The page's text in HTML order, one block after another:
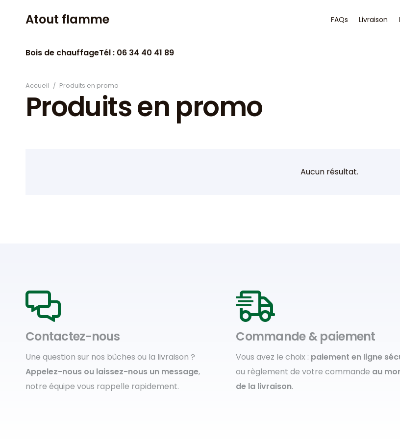
Atout flamme FAQs Livraison
Bois de chauffageTél : 06 34 40 41 89
Accueil / Produits en promo
Produits en promo
Aucun résultat.
Contactez-nous
Une question sur nos bûches ou la livraison ?
Appelez-nous ou laissez-nous un message,
notre équipe vous rappelle rapidement.
Commande & paiement
Vous avez le choix : paiement en ligne
ou règlement de votre commande au
de la livraison.